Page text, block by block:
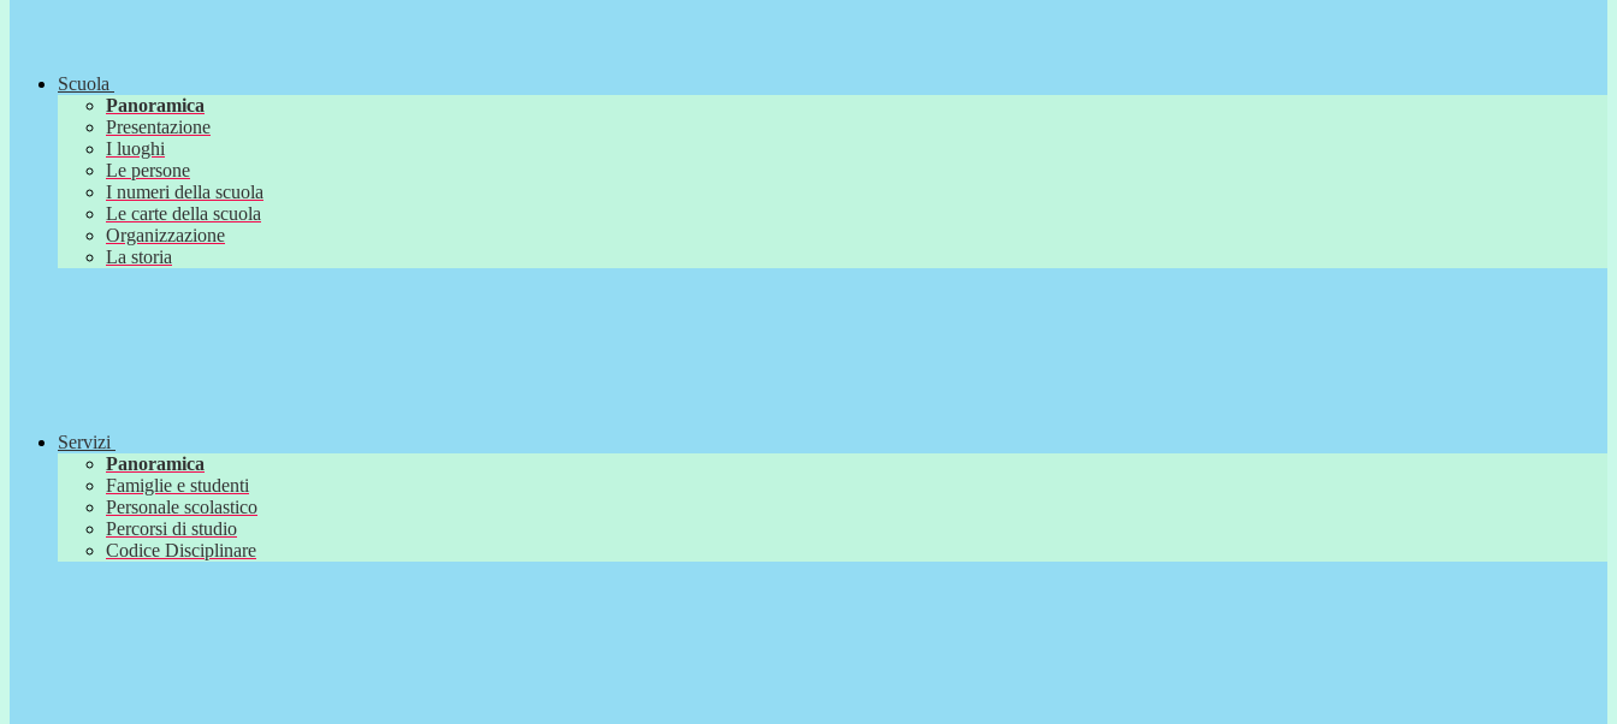
Scuola
Panoramica
Presentazione
I luoghi
Le persone
I numeri della scuola
Le carte della scuola
Organizzazione
La storia
Servizi
Panoramica
Famiglie e studenti
Personale scolastico
Percorsi di studio
Codice Disciplinare